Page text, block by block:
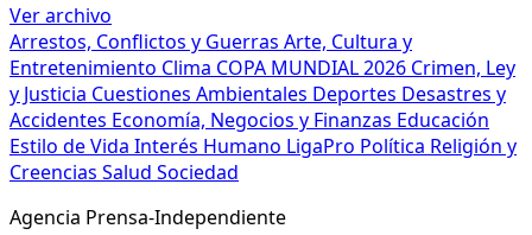
Ver archivo
Arrestos, Conflictos y Guerras Arte, Cultura y
Entretenimiento Clima COPA MUNDIAL 2026 Crimen, Ley
y Justicia Cuestiones Ambientales Deportes Desastres y
Accidentes Economía, Negocios y Finanzas Educación
Estilo de Vida Interés Humano LigaPro Política Religión y
Creencias Salud Sociedad
Agencia Prensa-Independiente